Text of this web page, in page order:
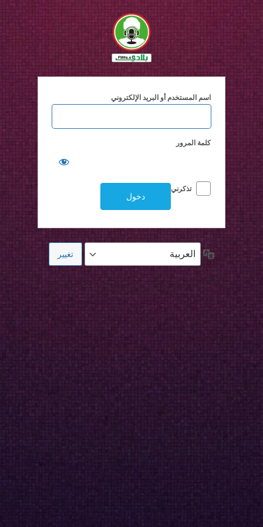
دخول
اسم المستخدم أو البريد الإلكتروني
كلمة المرور
تذكرني
اللغة